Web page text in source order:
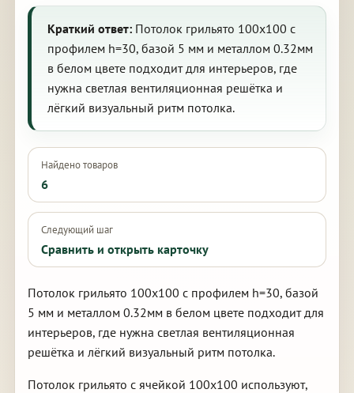
Краткий ответ:Потолок грильято 100х100 с
профилем h=30, базой 5 мм и металлом 0.32мм
в белом цвете подходит для интерьеров, где
нужна светлая вентиляционная решётка и
лёгкий визуальный ритм потолка.
Найдено товаров
6
Следующий шаг
Сравнить и открыть карточку
Потолок грильято 100х100 с профилем h=30, базой
5 мм и металлом 0.32мм в белом цвете подходит для
интерьеров, где нужна светлая вентиляционная
решётка и лёгкий визуальный ритм потолка.
Потолок грильято с ячейкой 100х100 используют,